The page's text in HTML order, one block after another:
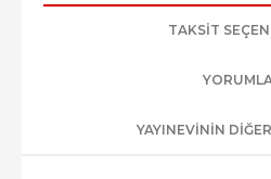
TAKSIT
YAYINEVININ